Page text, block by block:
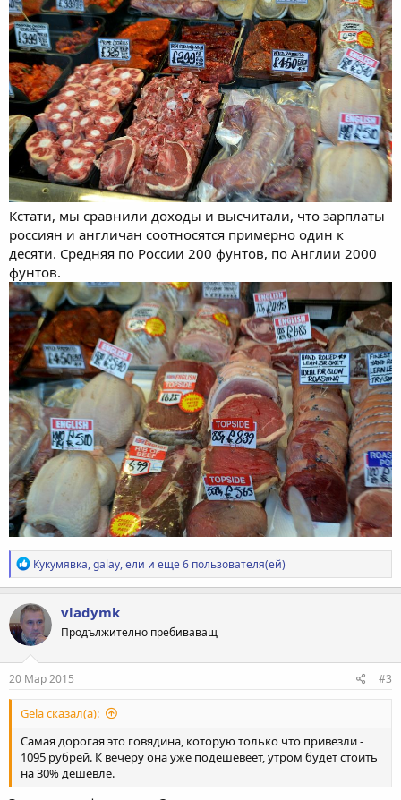
Кстати, мы сравнили доходы и высчитали, что зарплаты
россиян и англичан соотносятся примерно один к
десяти. Средняя по России 200 фунтов, по Англии 2000
фунтов.
Р
е
а
к
ц
и
и
:
Кукумявка,galay,ели и еще 6 пользователя(ей)
vladymk
Продължително пребиваващ
20 Мар 2015 #3
Gela сказал(а):
Самая дорогая это говядина, которую только что привезли -
1095 рубрей. К вечеру она уже подешевеет, утром будет стоить
на 30% дешевле.